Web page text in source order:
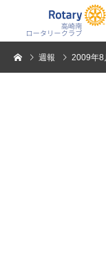
週報 2009年